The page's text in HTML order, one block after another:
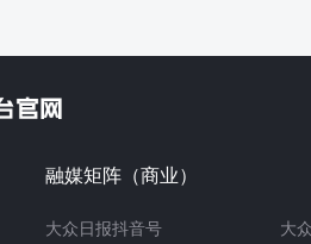
融媒矩阵（商业）
大众日报抖音号
大